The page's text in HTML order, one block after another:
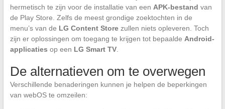
hermetisch te zijn voor de installatie van een APK-bestand van
de Play Store. Zelfs de meest grondige zoektochten in de
menu’s van de LG Content Storezullen niets opleveren. Toch
zijn er oplossingen om toegang te krijgen tot bepaalde Android-
applicaties op een LG Smart TV.
De alternatieven om te overwegen
Verschillende benaderingen kunnen je helpen de beperkingen
van webOS te omzeilen: